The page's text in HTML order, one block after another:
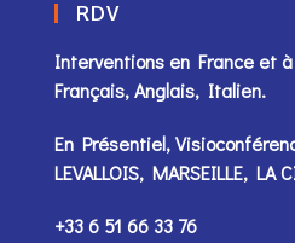
RDV
Interventions en France et
Français, Anglais, Italien.
En Présentiel,
LEVALLOIS, MARSEILLE, LA
+33 6 51 66 33 76